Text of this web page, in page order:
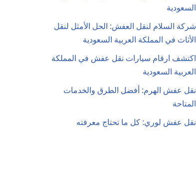
السعودية
شركة السلام لنقل العفش: الحل الأمثل لنقل
الأثاث في المملكة العربية السعودية
اكتشف ارقام سيارات نقل عفش في المملكة
العربية السعودية
نقل عفش الهرم: أفضل الطرق والخدمات
المتاحة
نقل عفش لوري: كل ما تحتاج معرفته